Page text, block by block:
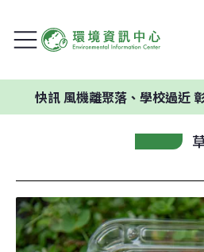
風機離聚落、學校過近 彰化福